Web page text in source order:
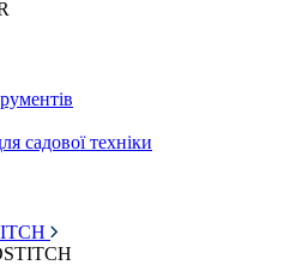
садової техніки